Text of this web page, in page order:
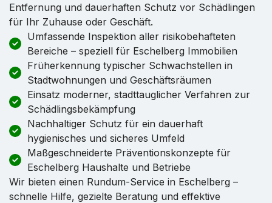
Entfernung und dauerhaften Schutz vor Schädlingen
für Ihr Zuhause oder Geschäft.
Umfassende Inspektion aller risikobehafteten
Bereiche – speziell für Eschelberg Immobilien
Früherkennung typischer Schwachstellen in
Stadtwohnungen und Geschäftsräumen
Einsatz moderner, stadttauglicher Verfahren zur
Schädlingsbekämpfung
Nachhaltiger Schutz für ein dauerhaft
hygienisches und sicheres Umfeld
Maßgeschneiderte Präventionskonzepte für
Eschelberg Haushalte und Betriebe
Wir bieten einen Rundum-Service in Eschelberg –
schnelle Hilfe, gezielte Beratung und effektive